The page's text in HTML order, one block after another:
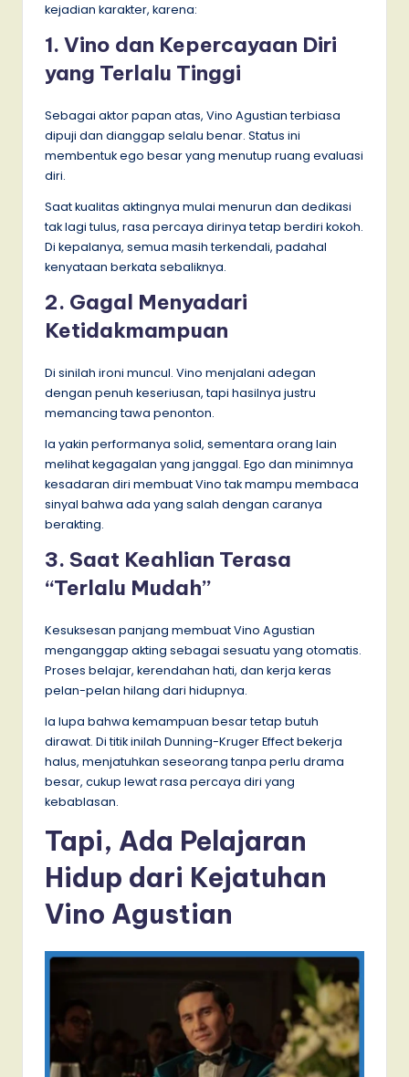
kejadian karakter, karena:
1. Vino dan Kepercayaan Diri
yang Terlalu Tinggi
Sebagai aktor papan atas, Vino Agustian terbiasa
dipuji dan dianggap selalu benar. Status ini
membentuk ego besar yang menutup ruang evaluasi
diri.
Saat kualitas aktingnya mulai menurun dan dedikasi
tak lagi tulus, rasa percaya dirinya tetap berdiri kokoh.
Di kepalanya, semua masih terkendali, padahal
kenyataan berkata sebaliknya.
2. Gagal Menyadari
Ketidakmampuan
Di sinilah ironi muncul. Vino menjalani adegan
dengan penuh keseriusan, tapi hasilnya justru
memancing tawa penonton.
Ia yakin performanya solid, sementara orang lain
melihat kegagalan yang janggal. Ego dan minimnya
kesadaran diri membuat Vino tak mampu membaca
sinyal bahwa ada yang salah dengan caranya
berakting.
3. Saat Keahlian Terasa
“Terlalu Mudah”
Kesuksesan panjang membuat Vino Agustian
menganggap akting sebagai sesuatu yang otomatis.
Proses belajar, kerendahan hati, dan kerja keras
pelan-pelan hilang dari hidupnya.
Ia lupa bahwa kemampuan besar tetap butuh
dirawat. Di titik inilah Dunning-Kruger Effect bekerja
halus, menjatuhkan seseorang tanpa perlu drama
besar, cukup lewat rasa percaya diri yang
kebablasan.
Tapi, Ada Pelajaran
Hidup dari Kejatuhan
Vino Agustian